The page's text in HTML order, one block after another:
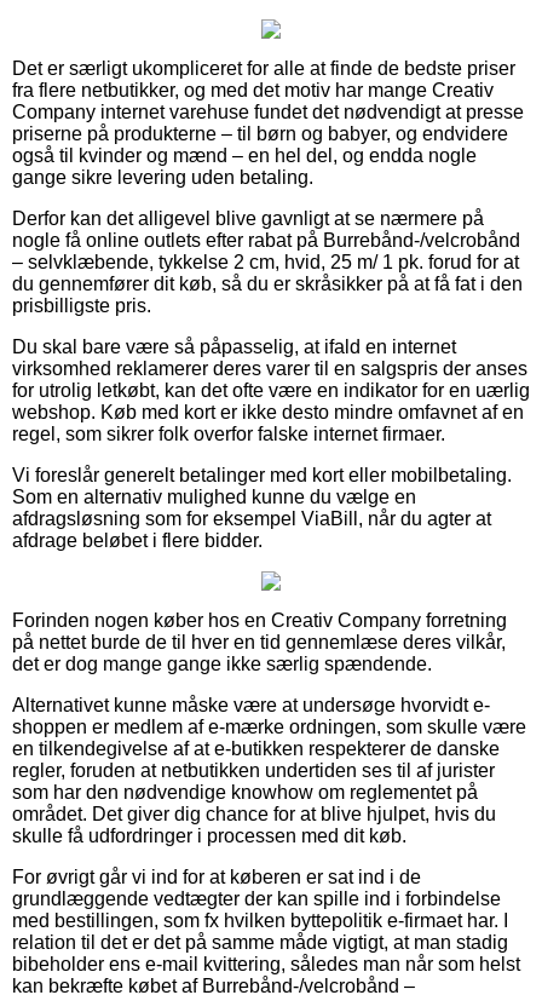
Det er særligt ukompliceret for alle at finde de bedste priser
fra flere netbutikker, og med det motiv har mange Creativ
Company internet varehuse fundet det nødvendigt at presse
priserne på produkterne – til børn og babyer, og endvidere
også til kvinder og mænd – en hel del, og endda nogle
gange sikre levering uden betaling.
Derfor kan det alligevel blive gavnligt at se nærmere på
nogle få online outlets efter rabat på Burrebånd-/velcrobånd
– selvklæbende, tykkelse 2 cm, hvid, 25 m/ 1 pk. forud for at
du gennemfører dit køb, så du er skråsikker på at få fat i den
prisbilligste pris.
Du skal bare være så påpasselig, at ifald en internet
virksomhed reklamerer deres varer til en salgspris der anses
for utrolig letkøbt, kan det ofte være en indikator for en uærlig
webshop. Køb med kort er ikke desto mindre omfavnet af en
regel, som sikrer folk overfor falske internet firmaer.
Vi foreslår generelt betalinger med kort eller mobilbetaling.
Som en alternativ mulighed kunne du vælge en
afdragsløsning som for eksempel ViaBill, når du agter at
afdrage beløbet i flere bidder.
Forinden nogen køber hos en Creativ Company forretning
på nettet burde de til hver en tid gennemlæse deres vilkår,
det er dog mange gange ikke særlig spændende.
Alternativet kunne måske være at undersøge hvorvidt e-
shoppen er medlem af e-mærke ordningen, som skulle være
en tilkendegivelse af at e-butikken respekterer de danske
regler, foruden at netbutikken undertiden ses til af jurister
som har den nødvendige knowhow om reglementet på
området. Det giver dig chance for at blive hjulpet, hvis du
skulle få udfordringer i processen med dit køb.
For øvrigt går vi ind for at køberen er sat ind i de
grundlæggende vedtægter der kan spille ind i forbindelse
med bestillingen, som fx hvilken byttepolitik e-firmaet har. I
relation til det er det på samme måde vigtigt, at man stadig
bibeholder ens e-mail kvittering, således man når som helst
kan bekræfte købet af Burrebånd-/velcrobånd –